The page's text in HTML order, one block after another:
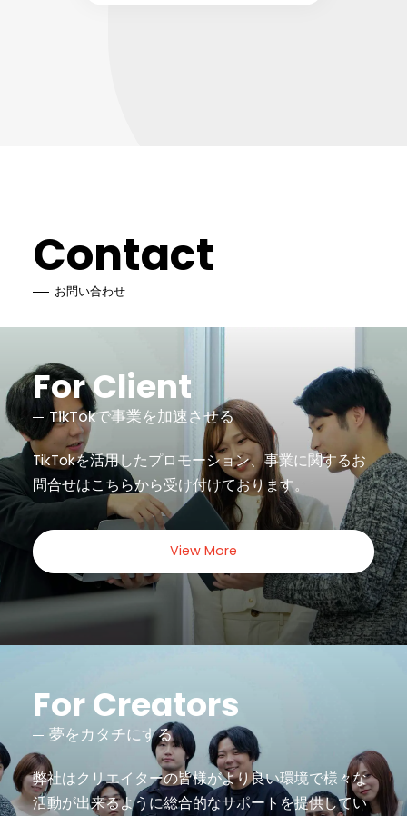
Contact
お問い合わせ
For Client
TikTokで事業を加速させる
TikTokを活用したプロモーション、事業に関するお
問合せはこちらから受け付けております。
View More
For Creators
夢をカタチにする
弊社はクリエイターの皆様がより良い環境で様々な
活動が出来るように総合的なサポートを提供してい